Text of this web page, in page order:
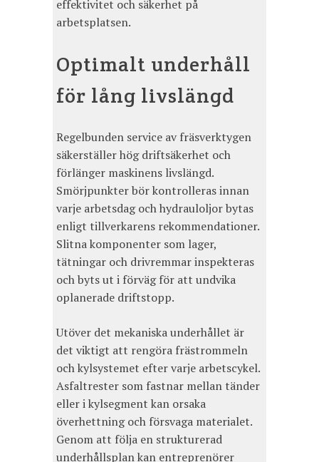
effektivitet och säkerhet på
arbetsplatsen.
Optimalt underhåll
för lång livslängd
Regelbunden service av fräsverktygen
säkerställer hög driftsäkerhet och
förlänger maskinens livslängd.
Smörjpunkter bör kontrolleras innan
varje arbetsdag och hydrauloljor bytas
enligt tillverkarens rekommendationer.
Slitna komponenter som lager,
tätningar och drivremmar inspekteras
och byts ut i förväg för att undvika
oplanerade driftstopp.
Utöver det mekaniska underhållet är
det viktigt att rengöra frästrommeln
och kylsystemet efter varje arbetscykel.
Asfaltrester som fastnar mellan tänder
eller i kylsegment kan orsaka
överhettning och försvaga materialet.
Genom att följa en strukturerad
underhållsplan kan entreprenörer